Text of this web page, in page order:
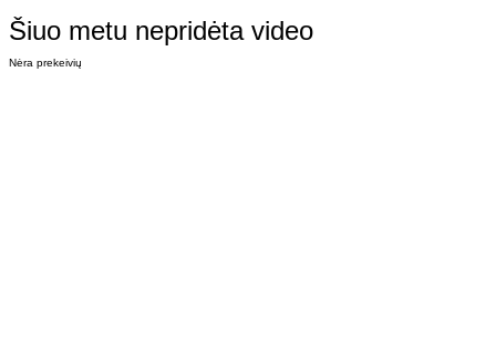
Šiuo metu nepridėta video
Nėra prekeivių